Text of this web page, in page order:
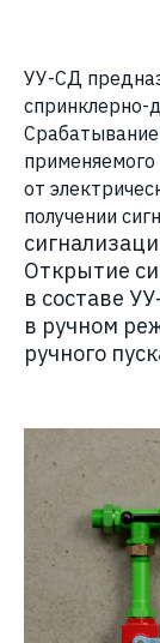
УУ-СД
спринклерно-
применяемого
от
получении
Открытие
в составе
в ручном
ручного